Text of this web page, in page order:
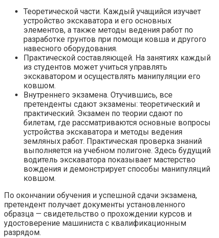
Теоретической части. Каждый учащийся изучает
устройство экскаватора и его основных
элементов, а также методы ведения работ по
разработке грунтов при помощи ковша и другого
навесного оборудования.
Практической составляющей. На занятиях каждый
из студентов может учиться управлять
экскаватором и осуществлять манипуляции его
ковшом.
Внутреннего экзамена. Отучившись, все
претенденты сдают экзамены: теоретический и
практический. Экзамен по теории сдают по
билетам, где рассматриваются основные вопросы
устройства экскаватора и методы ведения
земляных работ. Практическая проверка знаний
выполняется на учебном полигоне. Здесь будущий
водитель экскаватора показывает мастерство
вождения и демонстрирует способы манипуляций
ковшом.
По окончании обучения и успешной сдачи экзамена,
претендент получает документы установленного
образца — свидетельство о прохождении курсов и
удостоверение машиниста с квалификационным
разрядом.